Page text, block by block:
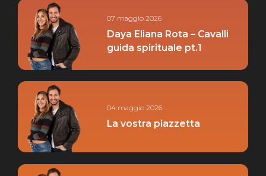
07 maggio 2026
Daya Eliana Rota – Cavalli
guida spirituale pt.1
04 maggio 2026
La vostra piazzetta